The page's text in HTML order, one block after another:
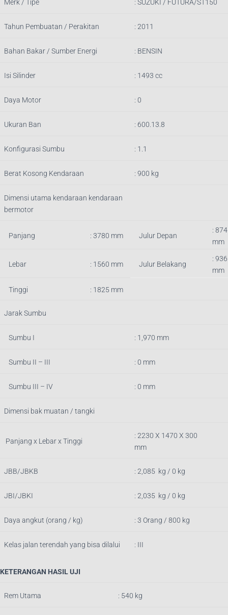
Merk / Tipe : SUZUKI / FUTURA/ST150
Tahun Pembuatan / Perakitan : 2011
Bahan Bakar / Sumber Energi : BENSIN
Isi Silinder : 1493 cc
Daya Motor : 0
Ukuran Ban : 600.13.8
Konfigurasi Sumbu : 1.1
Berat Kosong Kendaraan : 900 kg
Dimensi utama kendaraan kendaraan
bermotor
Panjang : 3780 mm Julur Depan
: 874
mm
Lebar : 1560 mm Julur Belakang
: 936
mm
Tinggi : 1825 mm
Jarak Sumbu
Sumbu I : 1,970 mm
Sumbu II – III : 0 mm
Sumbu III – IV : 0 mm
Dimensi bak muatan / tangki
Panjang x Lebar x Tinggi
: 2230 X 1470 X 300
mm
JBB/JBKB : 2,085 kg / 0 kg
JBI/JBKI : 2,035 kg / 0 kg
Daya angkut (orang / kg) : 3 Orang / 800 kg
Kelas jalan terendah yang bisa dilalui : III
KETERANGAN HASIL UJI
Rem Utama : 540 kg